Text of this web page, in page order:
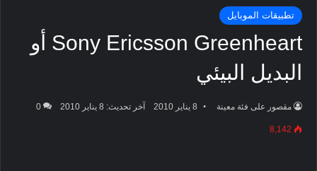
تطبيقات الموبايل
Sony Ericsson Greenheart أو
البديل البيئي
مقصور على فئة معينة 8 يناير 2010 آخر تحديث: 8 يناير 2010 0
8,142